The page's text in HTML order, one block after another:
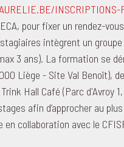
INSCRIPTIONS-
pour fixer un rendez-
intègrent un groupe
3 ans). La formation se
Liège - Site Val Benoît),
Hall Café (Parc d'Avroy
afin d’approcher au
collaboration avec le